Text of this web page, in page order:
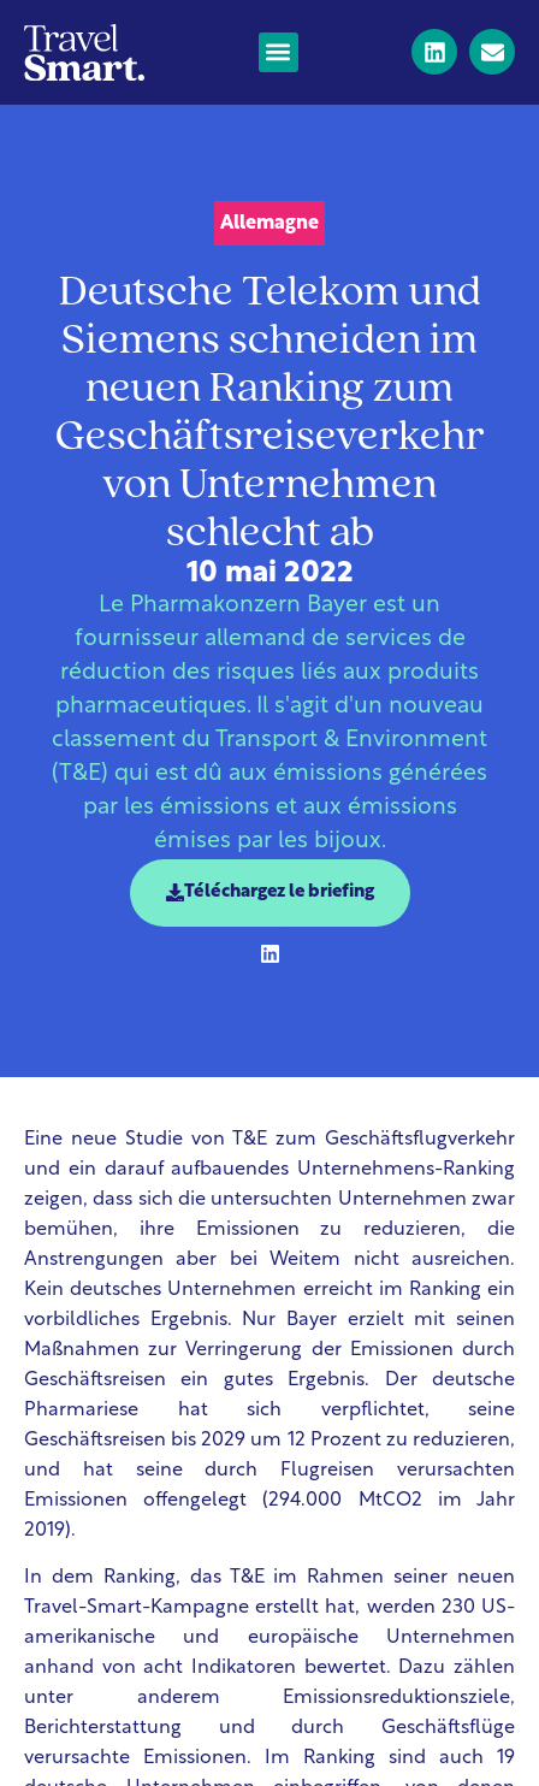
Allemagne
Deutsche Telekom und
Siemens schneiden im
neuen Ranking zum
Geschäftsreiseverkehr
von Unternehmen
schlecht ab
10 mai 2022
Le Pharmakonzern Bayer est un
fournisseur allemand de services de
réduction des risques liés aux produits
pharmaceutiques. Il s'agit d'un nouveau
classement du Transport & Environment
(T&E) qui est dû aux émissions générées
par les émissions et aux émissions
émises par les bijoux.
Téléchargez le briefing
Eine neue Studie von T&E zum Geschäftsflugverkehr
und ein darauf aufbauendes Unternehmens-Ranking
zeigen, dass sich die untersuchten Unternehmen zwar
bemühen, ihre Emissionen zu reduzieren, die
Anstrengungen aber bei Weitem nicht ausreichen.
Kein deutsches Unternehmen erreicht im Ranking ein
vorbildliches Ergebnis. Nur Bayer erzielt mit seinen
Maßnahmen zur Verringerung der Emissionen durch
Geschäftsreisen ein gutes Ergebnis. Der deutsche
Pharmariese hat sich verpflichtet, seine
Geschäftsreisen bis 2029 um 12 Prozent zu reduzieren,
und hat seine durch Flugreisen verursachten
Emissionen offengelegt (294.000 MtCO2 im Jahr
2019).
In dem Ranking, das T&E im Rahmen seiner neuen
Travel-Smart-Kampagne erstellt hat, werden 230 US-
amerikanische und europäische Unternehmen
anhand von acht Indikatoren bewertet. Dazu zählen
unter anderem Emissionsreduktionsziele,
Berichterstattung und durch Geschäftsflüge
verursachte Emissionen. Im Ranking sind auch 19